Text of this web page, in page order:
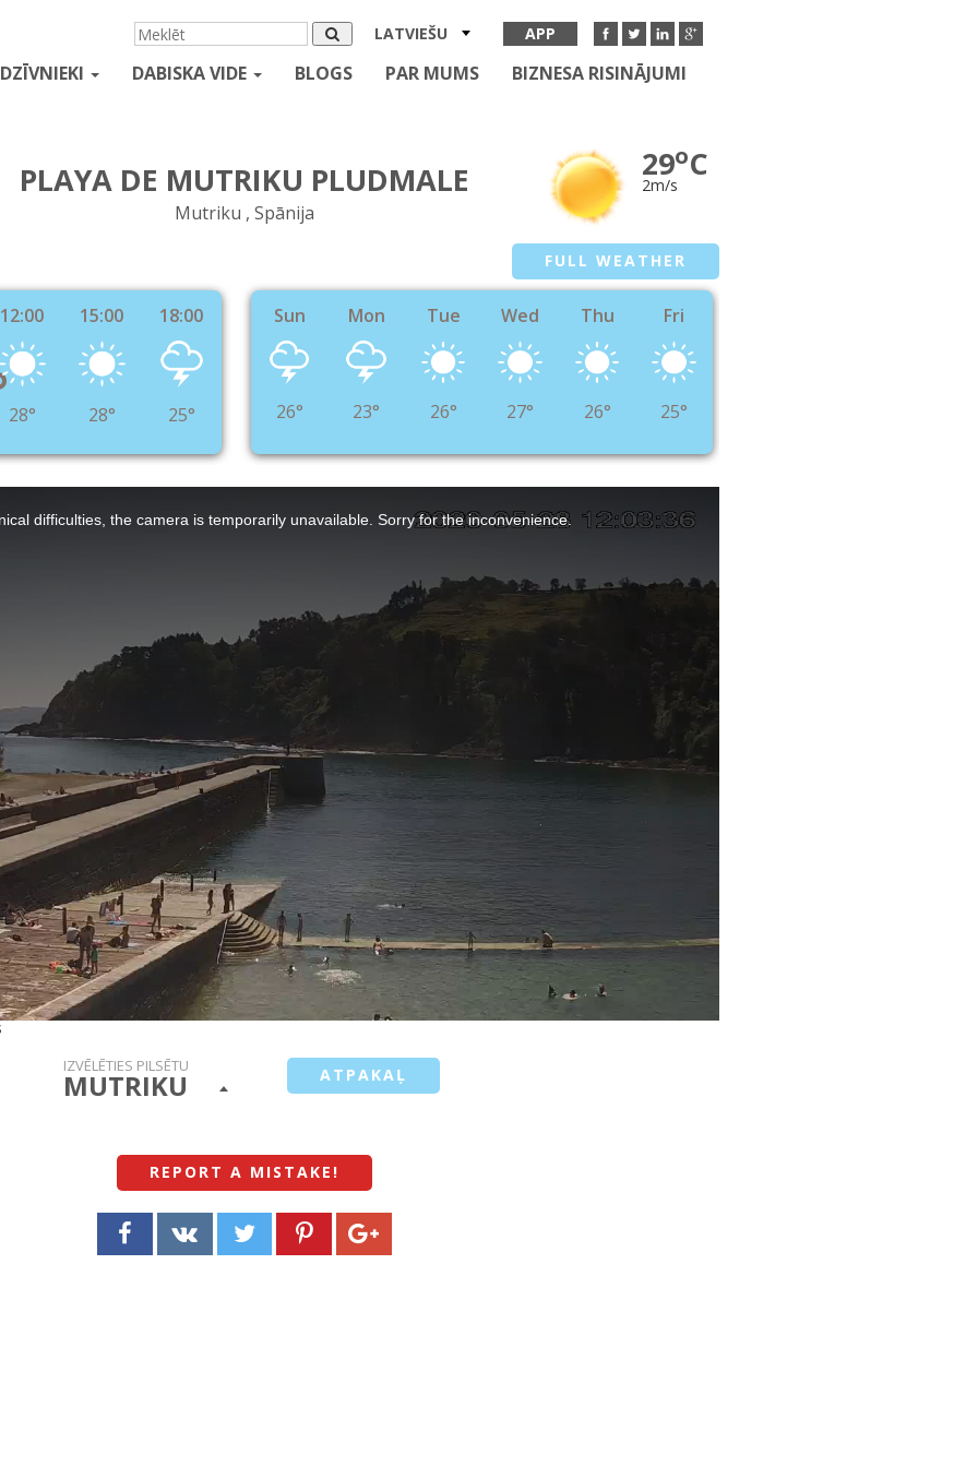
APP
LATVIEŠU
DZĪVNIEKI DABISKA VIDE BLOGS PAR MUMS BIZNESA RISINĀJUMI
PLAYA DE MUTRIKU PLUDMALE
Mutriku , Spānija
29oC
2m/s
FULL WEATHER
12:00
28°
15:00
28°
18:00
25°
Sun
26°
Mon
23°
Tue
26°
Wed
27°
Thu
26°
Fri
25°
difficulties, the camera is temporarily unavailable. Sorry for the inconvenience.
IZVĒLĒTIES PILSĒTU
MUTRIKU ATPAKAĻ
REPORT A MISTAKE !